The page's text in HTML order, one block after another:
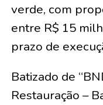
verde, com
entre R$ 15
prazo de
Batizado de
Restauração –